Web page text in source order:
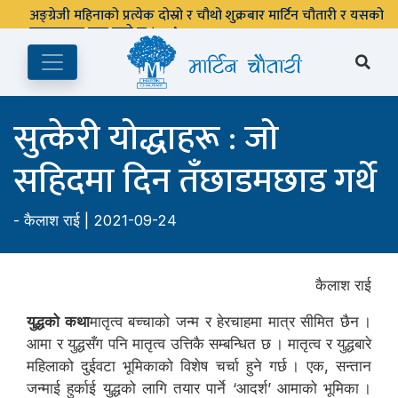
सुत्केरी योद्धाहरू : जो
सहिदमा दिन तँछाडमछाड गर्थे
-कैलाश राई | 2021-09-24
कैलाश राई
युद्धको कथामातृत्व बच्चाको जन्म र हेरचाहमा मात्र सीमित छैन ।
आमा र युद्धसँग पनि मातृत्व उत्तिकै सम्बन्धित छ । मातृत्व र युद्धबारे
महिलाको दुईवटा भूमिकाको विशेष चर्चा हुने गर्छ । एक, सन्तान
जन्माई हुर्काई युद्धको लागि तयार पार्ने ‘आदर्श’ आमाको भूमिका ।